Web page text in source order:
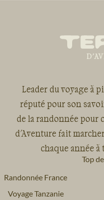
Leader du voyage à
réputé pour son
de la randonnée pour
d'Aventure fait
chaque année à
Top
Randonnée France
Voyage Tanzanie